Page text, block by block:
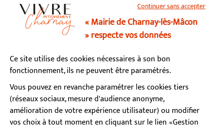
03 85 34 15 70
Lundi, mardi, mercredi, vendredi : 9h - 12h / 13h - 17h
Jeudi : fermé le matin / 13h - 17h
Samedi : 9h - 12h (permanence état-civil)
S’abonner à la newsletter
Continuer sans accepter
« Mairie de Charnay-lès-Mâcon
» respecte vos données
Ce site utilise des cookies nécessaires à son bon
fonctionnement, ils ne peuvent être paramétrés.
Vous pouvez en revanche paramétrer les cookies tiers
(réseaux sociaux, mesure d'audience anonyme,
amélioration de votre expérience utilisateur) ou modifier
vos choix à tout moment en cliquant sur le lien «Gestion